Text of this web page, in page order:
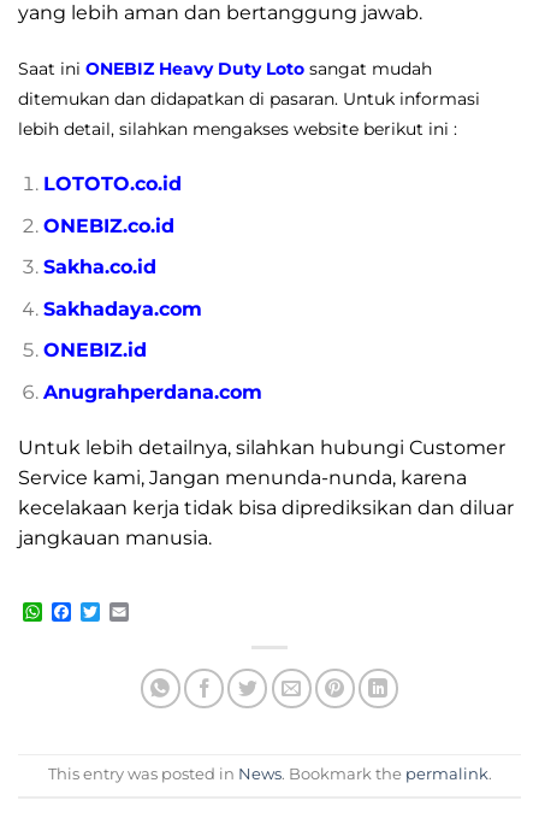
yang lebih aman dan bertanggung jawab.
Saat ini ONEBIZ Heavy Duty Loto sangat mudah
ditemukan dan didapatkan di pasaran. Untuk informasi
lebih detail, silahkan mengakses website berikut ini :
LOTOTO.co.id
ONEBIZ.co.id
Sakha.co.id
Sakhadaya.com
ONEBIZ.id
Anugrahperdana.com
Untuk lebih detailnya, silahkan hubungi Customer
Service kami, Jangan menunda-nunda, karena
kecelakaan kerja tidak bisa diprediksikan dan diluar
jangkauan manusia.
WhatsApp
Facebook
Twitter
This entry was posted in News. Bookmark the permalink.